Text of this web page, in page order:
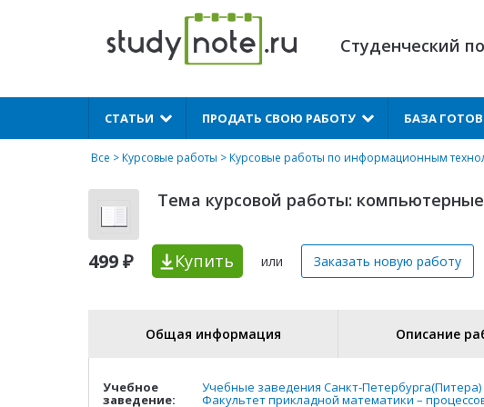
Студенческий
СТАТЬИ ПРОДАТЬ СВОЮ РАБОТУ БАЗА
Все >Курсовые работы >Курсовые работы по информационным
Тема курсовой работы:
499 ₽ Купить или Заказать новую работу
Общая информация Описание
Учебное
заведение:
Учебные заведения Санкт-Петербурга(Питера)
Факультет прикладной математики –